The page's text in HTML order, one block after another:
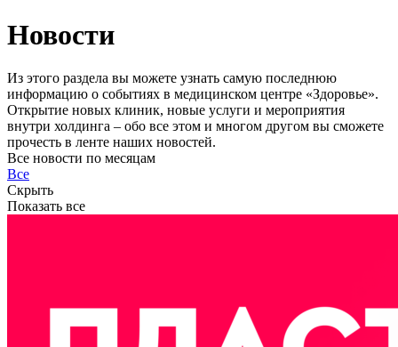
Новости
Из этого раздела вы можете узнать самую последнюю
информацию о событиях в медицинском центре «Здоровье».
Открытие новых клиник, новые услуги и мероприятия
внутри холдинга – обо все этом и многом другом вы сможете
прочесть в ленте наших новостей.
Все новости по месяцам
Все
Скрыть
Показать все